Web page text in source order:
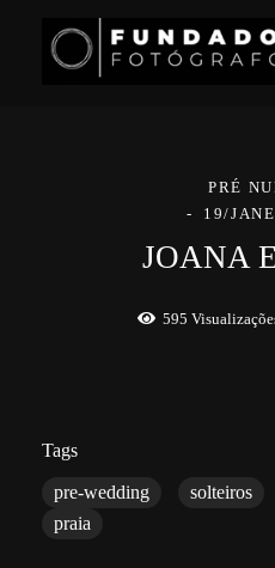
PRÉ
19/
JOANA
595
Tags
pre-wedding solteiros
praia